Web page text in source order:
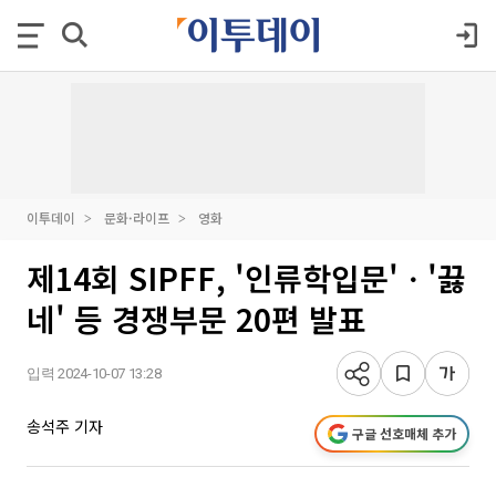
이투데이 문화·라이프 영화
제14회 SIPFF, '인류학입문'ㆍ'끓
네' 등 경쟁부문 20편 발표
입력 2024-10-07 13:28
송석주 기자 구글 선호매체 추가